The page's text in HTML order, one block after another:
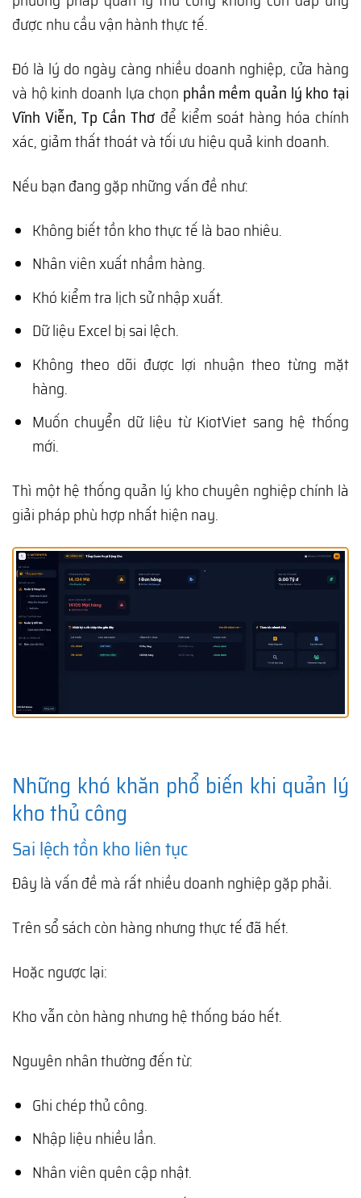
được nhu cầu vận hành thực tế.
Đó là lý do ngày càng nhiều doanh nghiệp, cửa hàng
và hộ kinh doanh lựa chọn phần mềm quản lý kho tại
Vĩnh Viễn, Tp Cần Thơ để kiểm soát hàng hóa chính
xác, giảm thất thoát và tối ưu hiệu quả kinh doanh.
Nếu bạn đang gặp những vấn đề như:
Không biết tồn kho thực tế là bao nhiêu.
Nhân viên xuất nhầm hàng.
Khó kiểm tra lịch sử nhập xuất.
Dữ liệu Excel bị sai lệch.
Không theo dõi được lợi nhuận theo từng mặt
hàng.
Muốn chuyển dữ liệu từ KiotViet sang hệ thống
mới.
Thì một hệ thống quản lý kho chuyên nghiệp chính là
giải pháp phù hợp nhất hiện nay.
Những khó khăn phổ biến khi quản lý
kho thủ công
Sai lệch tồn kho liên tục
Đây là vấn đề mà rất nhiều doanh nghiệp gặp phải.
Trên sổ sách còn hàng nhưng thực tế đã hết.
Hoặc ngược lại:
Kho vẫn còn hàng nhưng hệ thống báo hết.
Nguyên nhân thường đến từ:
Ghi chép thủ công.
Nhập liệu nhiều lần.
Nhân viên quên cập nhật.